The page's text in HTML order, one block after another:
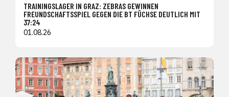
TRAININGSLAGER IN GRAZ: ZEBRAS GEWINNEN
FREUNDSCHAFTSSPIEL GEGEN DIE BT FÜCHSE DEUTLICH MIT
37:24
01.08.26